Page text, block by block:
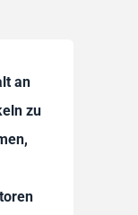
an
zu